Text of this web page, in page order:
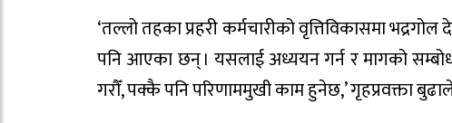
‘तल्लो तहका प्रहरी कर्मचारीको वृत्तिविकासमा
पनि आएका छन् । यसलाई अध्ययन गर्न र मागको
गरौँ, पक्कै पनि परिणाममुखी काम हुनेछ,’ गृहप्रवक्ता